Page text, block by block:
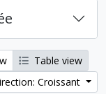
Table view
Croissant